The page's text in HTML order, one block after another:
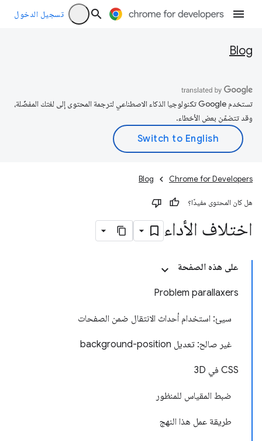
تسجيل الدخول
Blog
تستخدم Google تكنولوجيا الذكاء الاصطناعي لترجمة المحتوى إلى لغتك المفضّلة،
وقد تتضمّن بعض الأخطاء.
Chrome for Developers
Blog
هل كان المحتوى مفيدًا؟
اختلاف الأداء
على هذه الصفحة
Problem parallaxers
سيئ: استخدام أحداث الانتقال ضمن الصفحات
غير صالح: تعديل background-position
CSS في 3D
ضبط المقياس للمنظور
طريقة عمل هذا النهج